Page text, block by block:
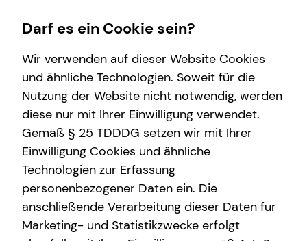
Finanzberatung
Altersvorsorge
Arbeitskraftabsicherung
Kindervorsorge
Sach- und Vermögenssicherung
Karriere-Infos
Karrierechancen
Initiativbewerbung
Wissenswertes
Über mich
Interview
Über tecis
teamzukunft
Service
Kundenportal
Schadenabwicklung
Darf es ein Cookie sein?
Wir verwenden auf dieser Website Cookies
und ähnliche Technologien. Soweit für die
Nutzung der Website nicht notwendig, werden
diese nur mit Ihrer Einwilligung verwendet.
Gemäß § 25 TDDDG setzen wir mit Ihrer
Einwilligung Cookies und ähnliche
Technologien zur Erfassung
personenbezogener Daten ein. Die
anschließende Verarbeitung dieser Daten für
Marketing- und Statistikzwecke erfolgt